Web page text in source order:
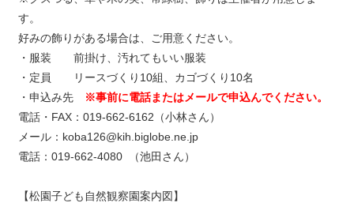
す。
好みの飾りがある場合は、ご用意ください。
・服装 前掛け、汚れてもいい服装
・定員 リースづくり10組、カゴづくり10名
・申込み先
※事前に電話またはメールで申込んでください。
電話・FAX：019-662-6162（小林さん）
メール：koba126@kih.biglobe.ne.jp
電話：019-662-4080 （池田さん）
【松園子ども自然観察園案内図】